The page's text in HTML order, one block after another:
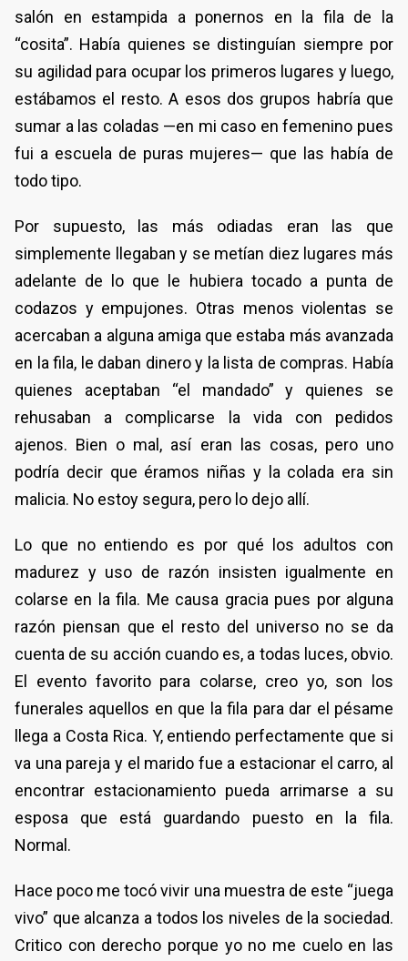
salón en estampida a ponernos en la fila de la
“cosita”. Había quienes se distinguían siempre por
su agilidad para ocupar los primeros lugares y luego,
estábamos el resto. A esos dos grupos habría que
sumar a las coladas —en mi caso en femenino pues
fui a escuela de puras mujeres— que las había de
todo tipo.
Por supuesto, las más odiadas eran las que
simplemente llegaban y se metían diez lugares más
adelante de lo que le hubiera tocado a punta de
codazos y empujones. Otras menos violentas se
acercaban a alguna amiga que estaba más avanzada
en la fila, le daban dinero y la lista de compras. Había
quienes aceptaban “el mandado” y quienes se
rehusaban a complicarse la vida con pedidos
ajenos. Bien o mal, así eran las cosas, pero uno
podría decir que éramos niñas y la colada era sin
malicia. No estoy segura, pero lo dejo allí.
Lo que no entiendo es por qué los adultos con
madurez y uso de razón insisten igualmente en
colarse en la fila. Me causa gracia pues por alguna
razón piensan que el resto del universo no se da
cuenta de su acción cuando es, a todas luces, obvio.
El evento favorito para colarse, creo yo, son los
funerales aquellos en que la fila para dar el pésame
llega a Costa Rica. Y, entiendo perfectamente que si
va una pareja y el marido fue a estacionar el carro, al
encontrar estacionamiento pueda arrimarse a su
esposa que está guardando puesto en la fila.
Normal.
Hace poco me tocó vivir una muestra de este “juega
vivo” que alcanza a todos los niveles de la sociedad.
Critico con derecho porque yo no me cuelo en las